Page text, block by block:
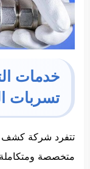
خدمات
تسربات
تتفرد شركة كشف
متخصصة